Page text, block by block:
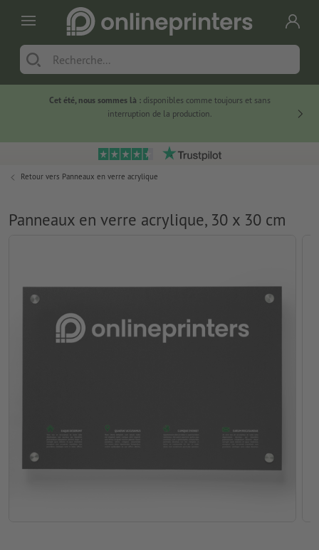
Cet été, nous sommes là :disponibles comme toujours et sans
interruption de la production.
Retour vers Panneaux en verre acrylique
Panneaux en verre acrylique, 30 x 30 cm